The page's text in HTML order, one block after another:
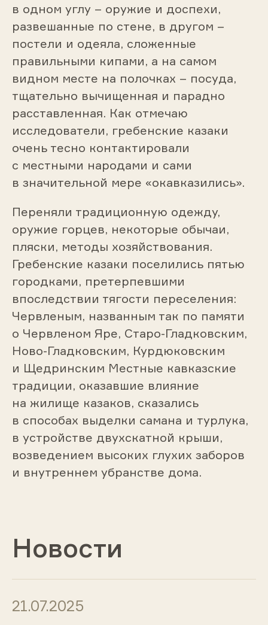
в одном углу – оружие и доспехи,
развешанные по стене, в другом –
постели и одеяла, сложенные
правильными кипами, а на самом
видном месте на полочках – посуда,
тщательно вычищенная и парадно
расставленная. Как отмечаю
исследователи, гребенские казаки
очень тесно контактировали
с местными народами и сами
в значительной мере «окавказились».
Переняли традиционную одежду,
оружие горцев, некоторые обычаи,
пляски, методы хозяйствования.
Гребенские казаки поселились пятью
городками, претерпевшими
впоследствии тягости переселения:
Червленым, названным так по памяти
о Червленом Яре, Старо-Гладковским,
Ново-Гладковским, Курдюковским
и Щедринским Местные кавказские
традиции, оказавшие влияние
на жилище казаков, сказались
в способах выделки самана и турлука,
в устройстве двухскатной крыши,
возведением высоких глухих заборов
и внутреннем убранстве дома.
Новости
21.07.2025